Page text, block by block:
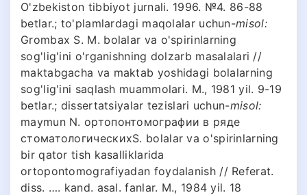
O'zbekiston tibbiyot jurnali. 1996. №4. 86-88
betlar.; to'plamlardagi maqolalar uchun-misol:
Grombax S. M. bolalar va o'spirinlarning
sog'lig'ini o'rganishning dolzarb masalalari //
maktabgacha va maktab yoshidagi bolalarning
sog'lig'ini saqlash muammolari. M., 1981 yil. 9-19
betlar.; dissertatsiyalar tezislari uchun-misol:
maymun N. ортопонтомографии в ряде
стоматологическихS. bolalar va o'spirinlarning
bir qator tish kasalliklarida
ortopontomografiyadan foydalanish // Referat.
diss. …. kand. asal. fanlar. M., 1984 yil. 18